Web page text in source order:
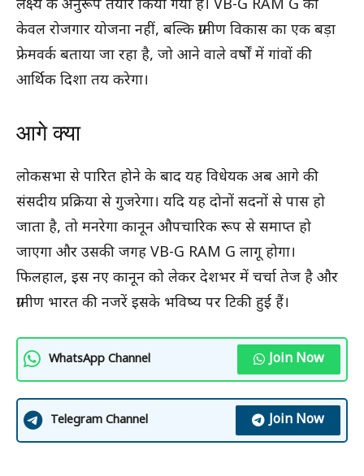
लक्ष्य के अनुरूप तैयार किया गया है। VB-G RAM G को
केवल रोजगार योजना नहीं, बल्कि ग्रामीण विकास का एक बड़ा
फ्रेमवर्क बताया जा रहा है, जो आने वाले वर्षों में गांवों की
आर्थिक दिशा तय करेगा।
आगे क्या
लोकसभा से पारित होने के बाद यह विधेयक अब आगे की
संसदीय प्रक्रिया से गुजरेगा। यदि यह दोनों सदनों से पास हो
जाता है, तो मनरेगा कानून औपचारिक रूप से समाप्त हो
जाएगा और उसकी जगह VB-G RAM G लागू होगा।
फिलहाल, इस नए कानून को लेकर देशभर में चर्चा तेज है और
ग्रामीण भारत की नजरें इसके भविष्य पर टिकी हुई हैं।
WhatsApp Channel Join Now
Telegram Channel Join Now